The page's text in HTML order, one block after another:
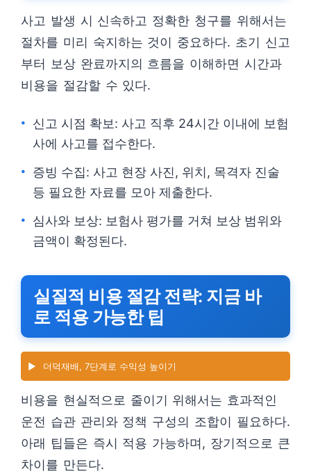
사고 발생 시 신속하고 정확한 청구를 위해서는
절차를 미리 숙지하는 것이 중요하다. 초기 신고
부터 보상 완료까지의 흐름을 이해하면 시간과
비용을 절감할 수 있다.
신고 시점 확보: 사고 직후 24시간 이내에 보험
사에 사고를 접수한다.
증빙 수집: 사고 현장 사진, 위치, 목격자 진술
등 필요한 자료를 모아 제출한다.
심사와 보상: 보험사 평가를 거쳐 보상 범위와
금액이 확정된다.
실질적 비용 절감 전략: 지금 바
로 적용 가능한 팁
▶️ 더덕재배, 7단계로 수익성 높이기
비용을 현실적으로 줄이기 위해서는 효과적인
운전 습관 관리와 정책 구성의 조합이 필요하다.
아래 팁들은 즉시 적용 가능하며, 장기적으로 큰
차이를 만든다.